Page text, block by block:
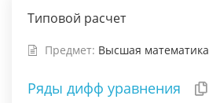
Типовой расчет
Предмет: Высшая математика
Ряды дифф уравнения